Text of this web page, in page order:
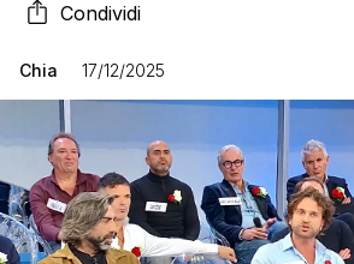
Condividi
Chia 17/12/2025